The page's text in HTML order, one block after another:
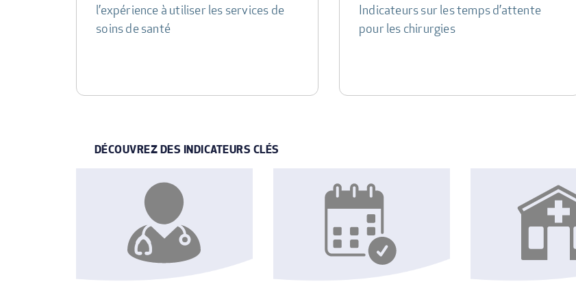
l’expérience à utiliser les services de
soins de santé
Indicateurs sur les temps d’attente
pour les chirurgies
DÉCOUVREZ DES INDICATEURS CLÉS